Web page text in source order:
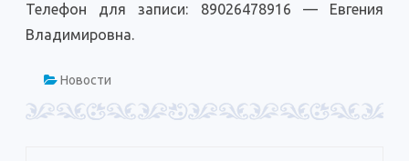
Телефон для записи: 89026478916 — Евгения
Владимировна.
Новости